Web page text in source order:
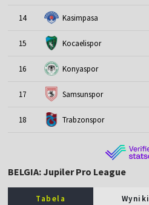
14 Kasimpasa
15 Kocaelispor
16 Konyaspor
17 Samsunspor
18 Trabzonspor
BELGIA: Jupiler Pro League
Tabela Wyniki